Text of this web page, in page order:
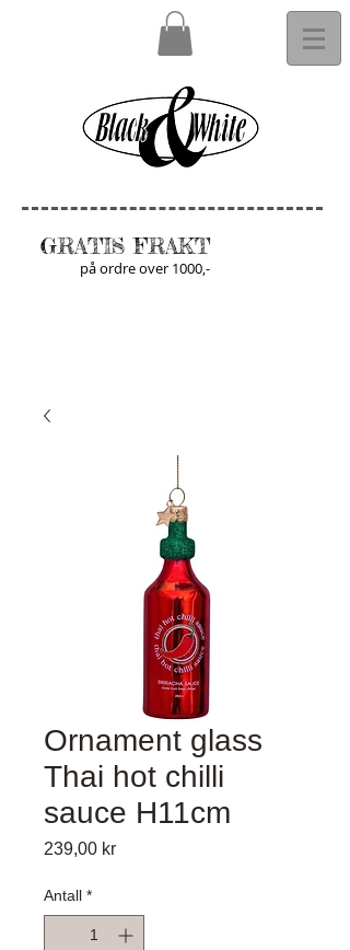
GRATIS FRAKT
på ordre over 1000,-
Ornament glass
Thai hot chilli
sauce H11cm
239,00 krPris
Antall *